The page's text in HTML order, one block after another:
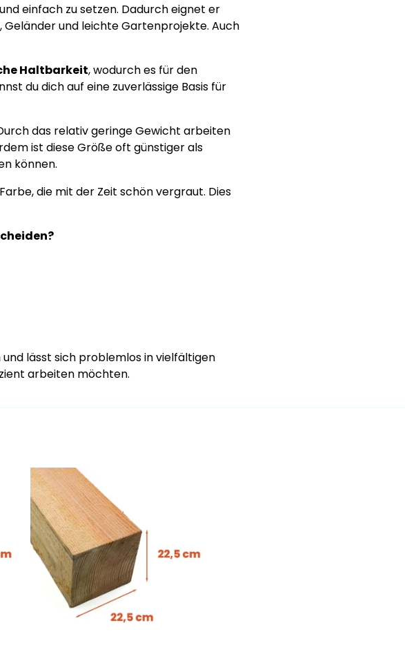
einfach zu setzen. Dadurch eignet er
und leichte Gartenprojekte. Auch
Haltbarkeit, wodurch es für den
du dich auf eine zuverlässige Basis für
das relativ geringe Gewicht arbeiten
ist diese Größe oft günstiger als
können.
die mit der Zeit schön vergraut. Dies
lässt sich problemlos in vielfältigen
arbeiten möchten.
Dieses
Produkt
weist
mehrere
Varianten
auf.
Die
Optionen
können